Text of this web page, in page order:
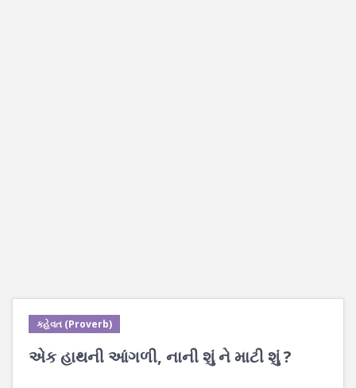
કહેવત (Proverb)
એક હાથની આંગળી, નાની શું ને માટી શું ?